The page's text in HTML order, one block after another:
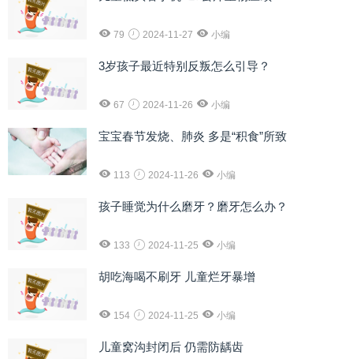
79 2024-11-27 小编
3岁孩子最近特别反叛怎么引导？
67 2024-11-26 小编
宝宝春节发烧、肺炎 多是“积食”所致
113 2024-11-26 小编
孩子睡觉为什么磨牙？磨牙怎么办？
133 2024-11-25 小编
胡吃海喝不刷牙 儿童烂牙暴增
154 2024-11-25 小编
儿童窝沟封闭后 仍需防龋齿